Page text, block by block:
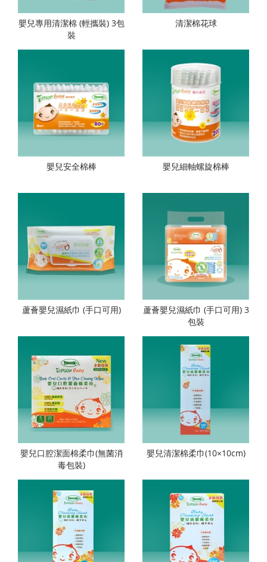
嬰兒專用清潔棉 (輕攜裝) 3包
裝
清潔棉花球
嬰兒安全棉棒 嬰兒細軸螺旋棉棒
蘆薈嬰兒濕紙巾 (手口可用)
蘆薈嬰兒濕紙巾 (手口可用) 3
包裝
嬰兒口腔潔面棉柔巾(無菌消
毒包裝)
嬰兒清潔棉柔巾(10×10cm)